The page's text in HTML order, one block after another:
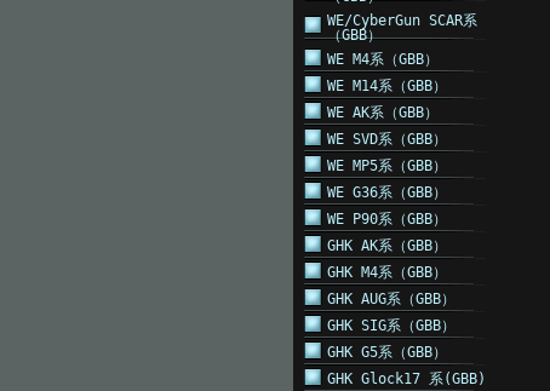
WE/CyberGun SCAR系
（GBB）
WE M4系（GBB）
WE M14系（GBB）
WE AK系（GBB）
WE SVD系（GBB）
WE MP5系（GBB）
WE G36系（GBB）
WE P90系（GBB）
GHK AK系（GBB）
GHK M4系（GBB）
GHK AUG系（GBB）
GHK SIG系（GBB）
GHK G5系（GBB）
GHK Glock17 系(GBB)